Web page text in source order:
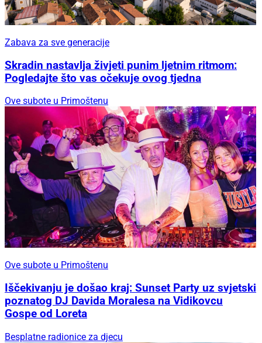
Zabava za sve generacije
Skradin nastavlja živjeti punim ljetnim ritmom:
Pogledajte što vas očekuje ovog tjedna
Ove subote u Primoštenu
Ove subote u Primoštenu
Iščekivanju je došao kraj: Sunset Party uz svjetski
poznatog DJ Davida Moralesa na Vidikovcu
Gospe od Loreta
Besplatne radionice za djecu